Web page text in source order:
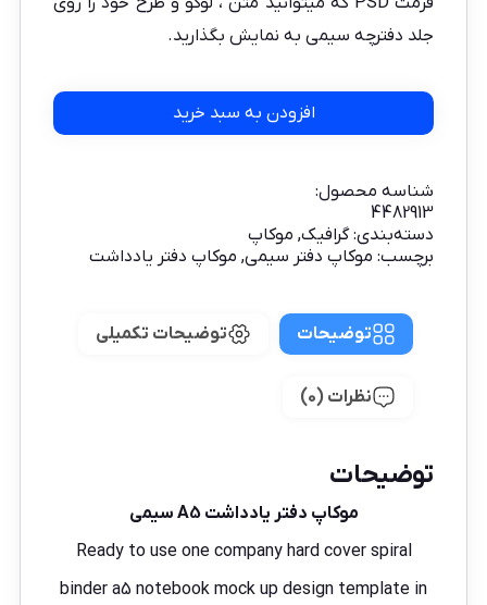
جلد دفترچه سیمی به نمایش بگذارید.
افزودن به سبد خرید
شناسه محصول:
4482913
دسته‌بندی:گرافیک, موکاپ
برچسب: موکاپ دفتر سیمی, موکاپ دفتر یادداشت
توضیحات توضیحات تکمیلی
نظرات (0)
توضیحات
موکاپ دفتر یادداشت A5 سیمی
Ready to use one company hard cover spiral
binder a5 notebook mock up design template in